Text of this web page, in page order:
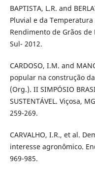
BAPTISTA, L.R. and
Pluvial e da
Rendimento de Grãos
Sul- 2012.
CARDOSO, I.M. and
popular na construção
(Org.). II SIMPÓSIO
SUSTENTÁVEL. Viçosa,
259-269.
CARVALHO, I.R., et al.
interesse agronômico.
969-985.